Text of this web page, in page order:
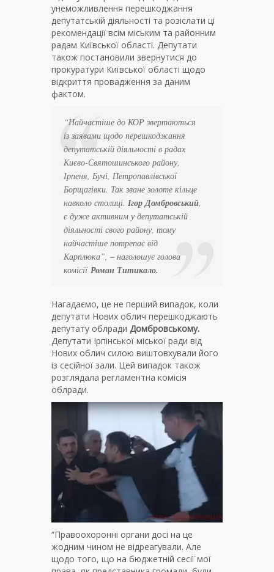
унеможливлення перешкоджання
депутатській діяльності та розіслати ці
рекомендації всім міським та районним
радам Київської області. Депутати
також постановили звернутися до
прокуратури Київської області щодо
відкриття провадження за даним
фактом.
“Найчастіше до КОР звертаються
із заявами щодо перешкоджання
депутатській діяльності в радах
Києво-Святошинського району,
Ірпеня, Бучі, Петропавлівської
Борщагівки. Так зване золоте кільце
навколо столиці. Ігор Домбровський,
є дуже активним у депутатській
діяльності свого району, тому
найчастіше потрепає від
Карплюка”, – наголошує голова
комісії Роман Титикало.
Нагадаємо, це не перший випадок, коли
депутати Нових облич перешкоджають
депутату облради Домбровському.
Депутати Ірпінської міської ради від
Нових облич силою виштовхували його
із сесійної зали. Цей випадок також
розглядала регламентна комісія
облради.
“Правоохоронні органи досі на це
жодним чином не відреагували. Але
щодо того, що на бюджетній сесії мої